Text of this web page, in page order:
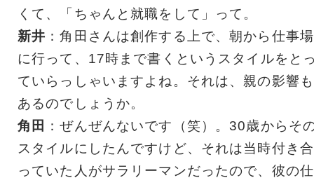
くて、「ちゃんと就職をして」って。
新井 ：角田さんは創作する上で、朝から仕事場
に行って、17時まで書くというスタイルをと
ていらっしゃいますよね。それは、親の影響も
あるのでしょうか。
角田
：ぜんぜんないです（笑）。30歳からそ
スタイルにしたんですけど、それは当時付き合
っていた人がサラリーマンだったので、彼の仕